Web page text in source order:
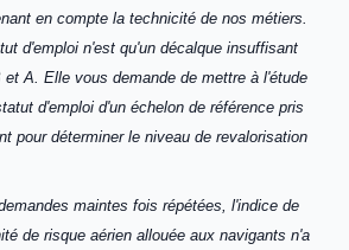
en compte la technicité de nos métiers.
d'emploi n'est qu'un décalque insuffisant
A. Elle vous demande de mettre à l'étude
d'emploi d'un échelon de référence pris
pour déterminer le niveau de revalorisation
maintes fois répétées, l'indice de
de risque aérien allouée aux navigants n'a